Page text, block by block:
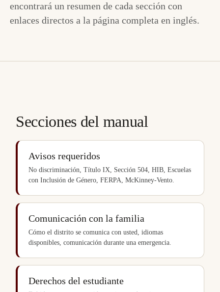
encontrará un resumen de cada sección con
enlaces directos a la página completa en inglés.
Secciones del manual
Avisos requeridos
No discriminación, Título IX, Sección 504, HIB, Escuelas
con Inclusión de Género, FERPA, McKinney-Vento.
Comunicación con la familia
Cómo el distrito se comunica con usted, idiomas
disponibles, comunicación durante una emergencia.
Derechos del estudiante